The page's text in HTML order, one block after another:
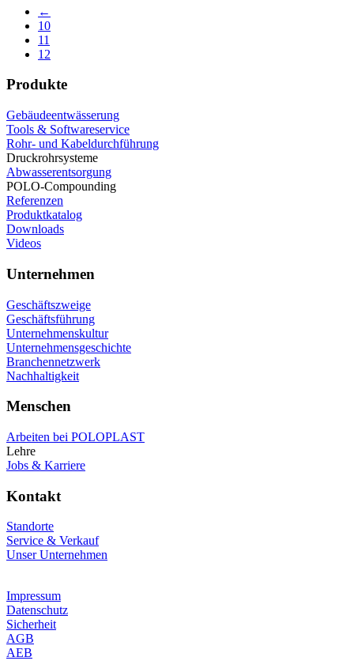
←
10
11
12
Produkte
Gebäudeentwässerung
Tools & Softwareservice
Rohr- und Kabeldurchführung
Druckrohrsysteme
Abwasserentsorgung
POLO-Compounding
Referenzen
Produktkatalog
Downloads
Videos
Unternehmen
Geschäftszweige
Geschäftsführung
Unternehmenskultur
Unternehmensgeschichte
Branchennetzwerk
Nachhaltigkeit
Menschen
Arbeiten bei POLOPLAST
Lehre
Jobs & Karriere
Kontakt
Standorte
Service & Verkauf
Unser Unternehmen
Impressum
Datenschutz
Sicherheit
AGB
AEB